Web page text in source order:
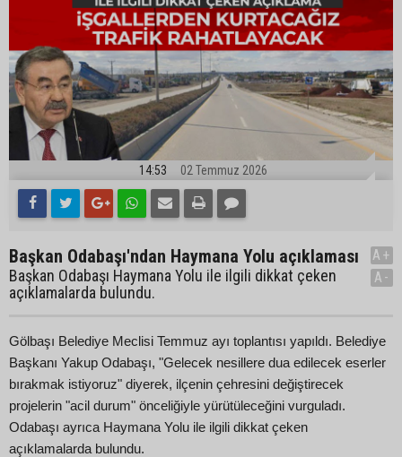
14:53 02 Temmuz 2026
Başkan Odabaşı'ndan Haymana Yolu açıklaması
Başkan Odabaşı Haymana Yolu ile ilgili dikkat çeken
açıklamalarda bulundu.
A+
A-
Gölbaşı Belediye Meclisi Temmuz ayı toplantısı yapıldı. Belediye
Başkanı Yakup Odabaşı, "Gelecek nesillere dua edilecek eserler
bırakmak istiyoruz" diyerek, ilçenin çehresini değiştirecek
projelerin "acil durum" önceliğiyle yürütüleceğini vurguladı.
Odabaşı ayrıca Haymana Yolu ile ilgili dikkat çeken
açıklamalarda bulundu.